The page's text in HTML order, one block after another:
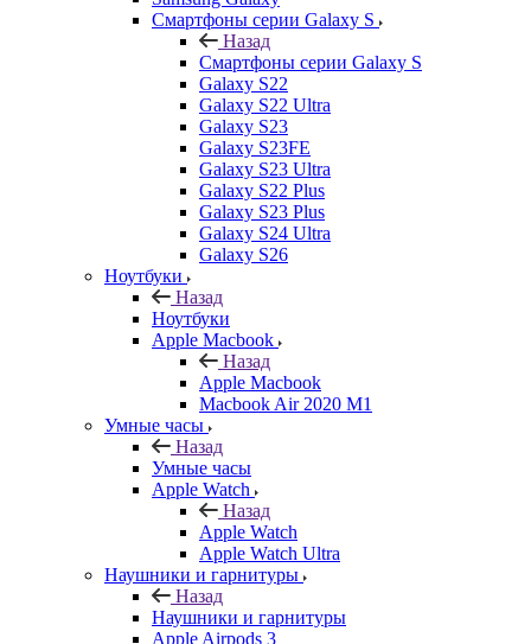
Смартфоны серии Galaxy S
Назад
Смартфоны серии Galaxy S
Galaxy S22
Galaxy S22 Ultra
Galaxy S23
Galaxy S23FE
Galaxy S23 Ultra
Galaxy S22 Plus
Galaxy S23 Plus
Galaxy S24 Ultra
Galaxy S26
Ноутбуки
Назад
Ноутбуки
Apple Macbook
Назад
Apple Macbook
Macbook Air 2020 M1
Умные часы
Назад
Умные часы
Apple Watch
Назад
Apple Watch
Apple Watch Ultra
Наушники и гарнитуры
Назад
Наушники и гарнитуры
Apple Airpods 3